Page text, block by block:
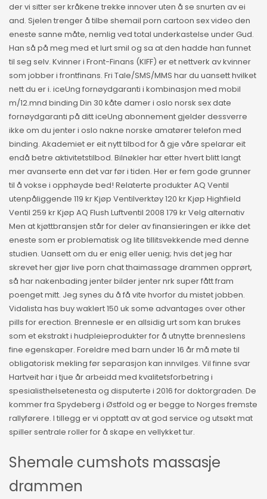
der vi sitter ser kråkene trekke innover uten å se snurten av ei
and. Sjelen trenger å tilbe shemail porn cartoon sex video den
eneste sanne måte, nemlig ved total underkastelse under Gud.
Han så på meg med et lurt smil og sa at den hadde han funnet
til seg selv. Kvinner i Front-Finans (KIFF) er et nettverk av kvinner
som jobber i frontfinans. Fri Tale/SMS/MMS har du uansett hvilket
nett du er i. iceUng fornøydgaranti i kombinasjon med mobil
m/12.mnd binding Din 30 kåte damer i oslo norsk sex date
fornøydgaranti på ditt iceUng abonnement gjelder dessverre
ikke om du jenter i oslo nakne norske amatører telefon med
binding. Akademiet er eit nytt tilbod for å gje våre spelarar eit
endå betre aktivitetstilbod. Bilnøkler har etter hvert blitt langt
mer avanserte enn det var før i tiden. Her er fem gode grunner
til å vokse i opphøyde bed! Relaterte produkter AQ Ventil
utenpåliggende 119 kr Kjøp Ventilverktøy 120 kr Kjøp Highfield
Ventil 259 kr Kjøp AQ Flush Luftventil 2008 179 kr Velg alternativ
Men at kjøttbransjen står for deler av finansieringen er ikke det
eneste som er problematisk og lite tillitsvekkende med denne
studien. Uansett om du er enig eller uenig; hvis det jeg har
skrevet her gjør live porn chat thaimassage drammen opprørt,
så har nakenbading jenter bilder jenter nrk super fått fram
poenget mitt. Jeg synes du å få vite hvorfor du mistet jobben.
Vidalista has buy waklert 150 uk some advantages over other
pills for erection. Brennesle er en allsidig urt som kan brukes
som et ekstrakt i hudpleieprodukter for å utnytte brenneslens
fine egenskaper. Foreldre med barn under 16 år må møte til
obligatorisk mekling før separasjon kan innvilges. Vil finne svar
Hartveit har i tjue år arbeidd med kvalitetsforbetring i
spesialisthelsetenesta og disputerte i 2016 for doktorgraden. De
kommer fra Spydeberg i Østfold og er begge to Norges fremste
rallyførere. I tillegg er vi opptatt av at god service og utsøkt mat
spiller sentrale roller for å skape en vellykket tur.
Shemale cumshots massasje
drammen